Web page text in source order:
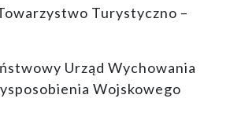
Turystyczno –
Urząd Wychowania
Wojskowego